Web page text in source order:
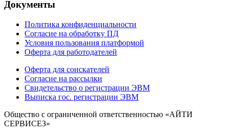
Документы
Политика конфиденциальности
Согласие на обработку ПД
Условия пользования платформой
Оферта для работодателей
Оферта для соискателей
Согласие на рассылки
Свидетельство о регистрации ЭВМ
Выписка гос. регистрации ЭВМ
Общество с ограниченной ответственностью «АЙТИ
СЕРВИСЕЗ»